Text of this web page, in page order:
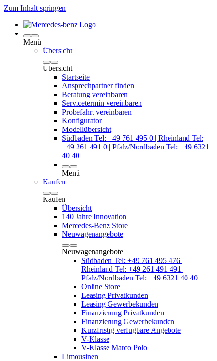
Zum Inhalt springen
Menü
Übersicht
Übersicht
Startseite
Ansprechpartner finden
Beratung vereinbaren
Servicetermin vereinbaren
Probefahrt vereinbaren
Konfigurator
Modellübersicht
Südbaden Tel: +49 761 495 0 | Rheinland Tel:
+49 261 491 0 | Pfalz/Nordbaden Tel: +49 6321
40 40
Menü
Kaufen
Kaufen
Übersicht
140 Jahre Innovation
Mercedes-Benz Store
Neuwagenangebote
Neuwagenangebote
Südbaden Tel: +49 761 495 476 |
Rheinland Tel: +49 261 491 491 |
Pfalz/Nordbaden Tel: +49 6321 40 40
Online Store
Leasing Privatkunden
Leasing Gewerbekunden
Finanzierung Privatkunden
Finanzierung Gewerbekunden
Kurzfristig verfügbare Angebote
V-Klasse
V-Klasse Marco Polo
Limousinen